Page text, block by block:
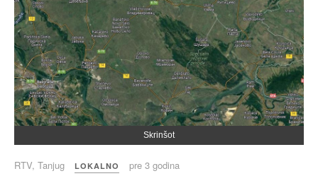
Skrinšot
RTV, Tanjug LOKALNO pre 3 godina